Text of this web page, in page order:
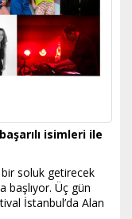
isimleri ile
soluk getirecek
başlıyor. Üç gün
İstanbul’da Alan